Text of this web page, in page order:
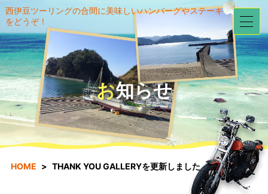
西伊豆ツーリングの合間に美味しいハンバーグやステーキ
をどうぞ！
お知らせ
HOME THANK YOU GALLERYを更新しました。